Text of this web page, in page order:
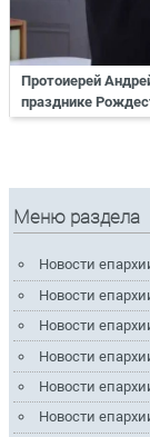
Протоиерей
празднике
Меню раздела
Новости
Новости
Новости
Новости
Новости
Новости